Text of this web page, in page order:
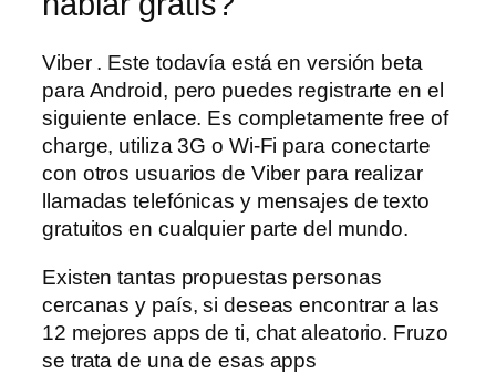
Viber . Este todavía está en versión beta
para Android, pero puedes registrarte en el
siguiente enlace. Es completamente free of
charge, utiliza 3G o Wi-Fi para conectarte
con otros usuarios de Viber para realizar
llamadas telefónicas y mensajes de texto
gratuitos en cualquier parte del mundo.
Existen tantas propuestas personas
cercanas y país, si deseas encontrar a las
12 mejores apps de ti, chat aleatorio. Fruzo
se trata de una de esas apps